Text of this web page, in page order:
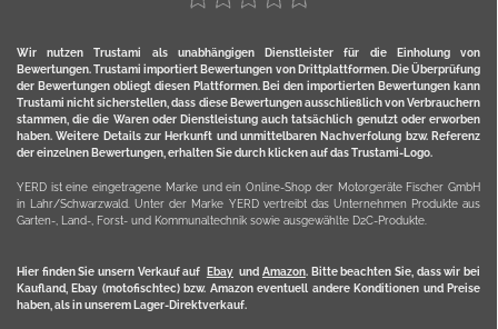
Wir nutzen Trustami als unabhängigen Dienstleister für die Einholung von
Bewertungen. Trustami importiert Bewertungen von Drittplattformen. Die Überprüfung
der Bewertungen obliegt diesen Plattformen. Bei den importierten Bewertungen kann
Trustami nicht sicherstellen, dass diese Bewertungen ausschließlich von Verbrauchern
stammen, die die Waren oder Dienstleistung auch tatsächlich genutzt oder erworben
haben. Weitere Details zur Herkunft und unmittelbaren Nachverfolung bzw. Referenz
der einzelnen Bewertungen, erhalten Sie durch klicken auf das Trustami-Logo.
YERD ist eine eingetragene Marke und ein Online-Shop der Motorgeräte Fischer GmbH
in Lahr/Schwarzwald. Unter der Marke YERD vertreibt das Unternehmen Produkte aus
Garten-, Land-, Forst- und Kommunaltechnik sowie ausgewählte D2C-Produkte.
Hier finden Sie unsern Verkauf auf Ebayund Amazon. Bitte beachten Sie, dass wir bei
Kaufland, Ebay (motofischtec) bzw. Amazon eventuell andere Konditionen und Preise
haben, als in unserem Lager-Direktverkauf.